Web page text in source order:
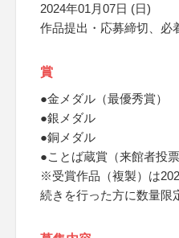
2024年01月07日 (日)
作品提出・応募締切、必
賞
●金メダル（最優秀賞）
●銀メダル
●銅メダル
●ことば蔵賞（来館者投
※受賞作品（複製）は
続きを行った方に数量限